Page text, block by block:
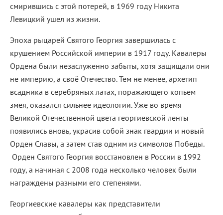
смирившись с этой потерей, в 1969 году Никита
Левицкий ушел из жизни.
Эпоха рыцарей Святого Георгия завершилась с
крушением Российской империи в 1917 году. Кавалеры
Ордена были незаслуженно забыты, хотя защищали они
не империю, а своё Отечество. Тем не менее, архетип
всадника в серебряных латах, поражающего копьем
змея, оказался сильнее идеологии. Уже во время
Великой Отечественной цвета георгиевской ленты
появились вновь, украсив собой знак гвардии и новый
Орден Славы, а затем став одним из символов Победы.
Орден Святого Георгия восстановлен в России в 1992
году, а начиная с 2008 года несколько человек были
награждены разными его степенями.
Георгиевские кавалеры как представители